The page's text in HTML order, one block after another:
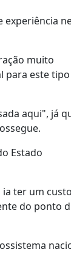
experiência
muito
para este
aqui", já
Estado
ia ter um custo
do ponto